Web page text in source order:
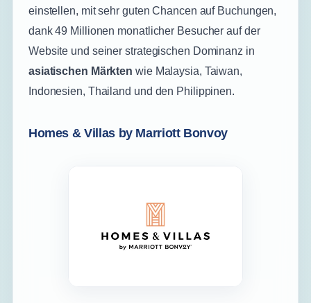
einstellen, mit sehr guten Chancen auf Buchungen,
dank 49 Millionen monatlicher Besucher auf der
Website und seiner strategischen Dominanz in
asiatischen Märkten wie Malaysia, Taiwan,
Indonesien, Thailand und den Philippinen.
Homes & Villas by Marriott Bonvoy